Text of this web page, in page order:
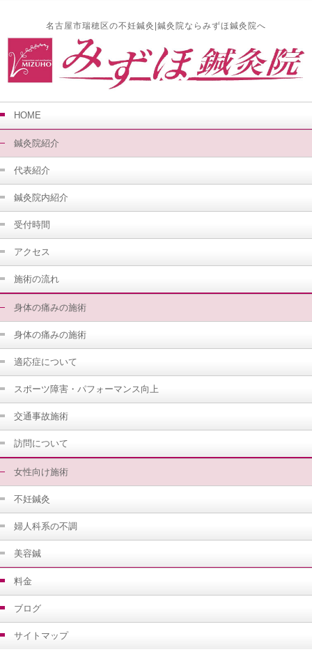
名古屋市瑞穂区の不妊鍼灸|鍼灸院ならみずほ鍼灸院へ
HOME
鍼灸院紹介
代表紹介
鍼灸院内紹介
受付時間
アクセス
施術の流れ
身体の痛みの施術
身体の痛みの施術
適応症について
スポーツ障害・パフォーマンス向上
交通事故施術
訪問について
女性向け施術
不妊鍼灸
婦人科系の不調
美容鍼
料金
ブログ
サイトマップ